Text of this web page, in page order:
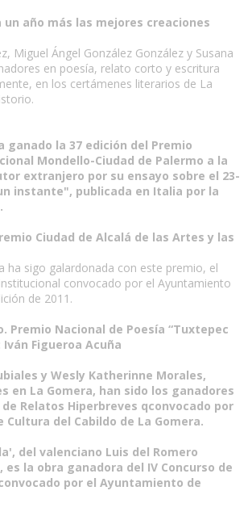
un año más las mejores creaciones
Miguel Ángel González González y Susana
en poesía, relato corto y escritura
en los certámenes literarios de La
ganado la 37 edición del Premio
Mondello-Ciudad de Palermo a la
extranjero por su ensayo sobre el 23-
instante", publicada en Italia por la
Ciudad de Alcalá de las Artes y las
ha sigo galardonada con este premio, el
convocado por el Ayuntamiento
de 2011.
Premio Nacional de Poesía “Tuxtepec
Iván Figueroa Acuña
y Wesly Katherinne Morales,
en La Gomera, han sido los ganadores
de Relatos Hiperbreves qconvocado por
Cultura del Cabildo de La Gomera.
del valenciano Luis del Romero
es la obra ganadora del IV Concurso de
por el Ayuntamiento de